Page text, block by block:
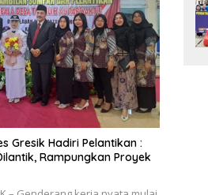
Gresik Hadiri Pelantikan :
Rampungkan Proyek